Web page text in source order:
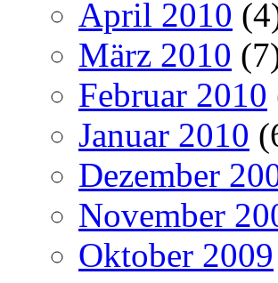
April 2010
März 2010
Februar 2010
Januar 2010
Dezember
November
Oktober 2009